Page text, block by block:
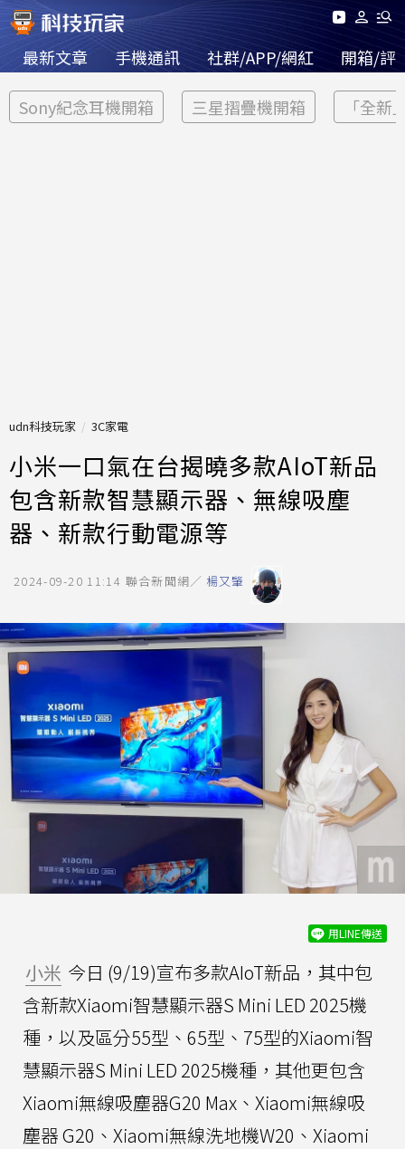
最新文章 手機通訊 社群/APP/網紅 開箱/評
Sony紀念耳機開箱 三星摺疊機開箱 「全新
udn科技玩家 3C家電
小米一口氣在台揭曉多款AIoT新品
包含新款智慧顯示器、無線吸塵
器、新款行動電源等
2024-09-20 11:14 聯合新聞網／ 楊又肇
用LINE傳送
小米 今日 (9/19)宣布多款AIoT新品，其中包
含新款Xiaomi智慧顯示器S Mini LED 2025機
種，以及區分55型、65型、75型的Xiaomi智
慧顯示器S Mini LED 2025機種，其他更包含
Xiaomi無線吸塵器G20 Max、Xiaomi無線吸
塵器 G20、Xiaomi無線洗地機W20、Xiaomi